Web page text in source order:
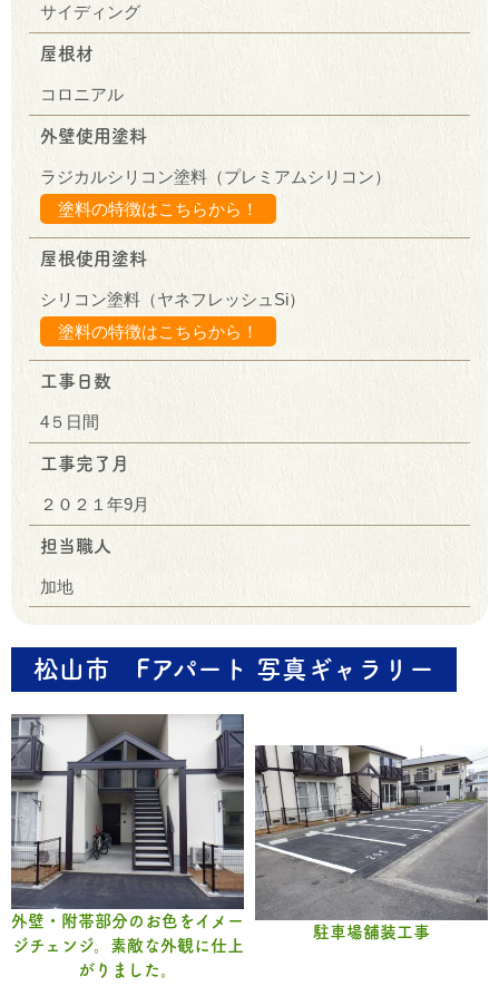
サイディング
屋根材
コロニアル
外壁使用塗料
ラジカルシリコン塗料（プレミアムシリコン）
塗料の特徴はこちらから！
屋根使用塗料
シリコン塗料（ヤネフレッシュSi）
塗料の特徴はこちらから！
工事日数
4５日間
工事完了月
２０２１年9月
担当職人
加地
松山市 Fアパート 写真ギャラリー
外壁・附帯部分のお色をイメー
ジチェンジ。素敵な外観に仕上
がりました。
駐車場舗装工事